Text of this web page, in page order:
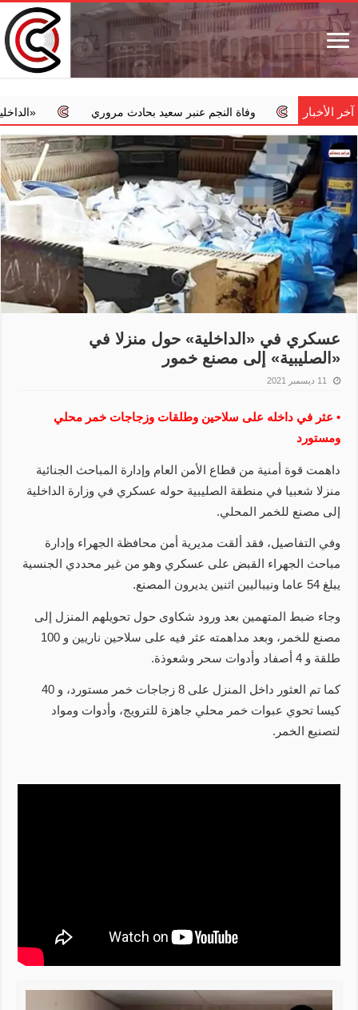
آخر الأخبار
وفاة النجم عنبر سعيد بحادث مروري ‏«الداخلية»: استمرار الحملة
عسكري في «الداخلية» حول منزلا في
«الصليبية» إلى مصنع خمور
11 ديسمبر 2021
• عثر في داخله على سلاحين وطلقات وزجاجات خمر محلي
ومستورد
داهمت قوة أمنية من قطاع الأمن العام وإدارة المباحث الجنائية
منزلا شعبيا في منطقة الصليبية حوله عسكري في وزارة الداخلية
إلى مصنع للخمر المحلي.
وفي التفاصيل، فقد ألقت مديرية أمن محافظة الجهراء وإدارة
مباحث الجهراء القبض على عسكري وهو من غير محددي الجنسية
يبلغ 54 عاما ونيباليين اثنين يديرون المصنع.
وجاء ضبط المتهمين بعد ورود شكاوى حول تحويلهم المنزل إلى
مصنع للخمر، وبعد مداهمته عثر فيه على سلاحين ناريين و 100
طلقة و 4 أصفاد وأدوات سحر وشعوذة.
كما تم العثور داخل المنزل على 8 زجاجات خمر مستورد، و 40
كيسا تحوي عبوات خمر محلي جاهزة للترويج، وأدوات ومواد
لتصنيع الخمر.